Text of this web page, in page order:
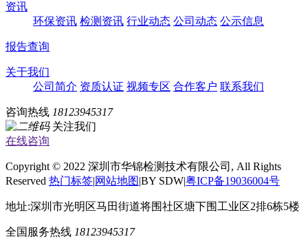
资讯
环保资讯 检测资讯 行业动态 公司动态 公示信息
报告查询
关于我们
公司简介 资质认证 视频专区 合作客户 联系我们
咨询热线 18123945317
关注我们
在线咨询
Copyright © 2022 深圳市华锦检测技术有限公司, All Rights
Reserved 热门标签|网站地图|BY SDW|粤ICP备19036004号
地址:深圳市光明区马田街道将围社区塘下围工业区2排6栋5楼
全国服务热线 18123945317